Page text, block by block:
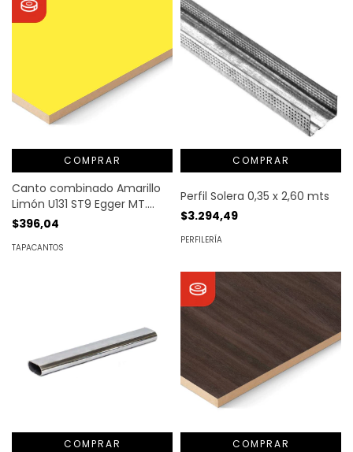
COMPRAR
Canto combinado Amarillo
Limón U131 ST9 Egger MT.
LINEAL
$396,04
TAPACANTOS
Perfil Solera 0,35 x 2,60 mts
$3.294,49
PERFILERÍA
COMPRAR COMPRAR